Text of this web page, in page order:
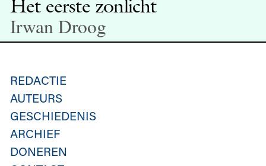
Het eerste zonlicht
Irwan Droog
REDACTIE
AUTEURS
GESCHIEDENIS
ARCHIEF
DONEREN